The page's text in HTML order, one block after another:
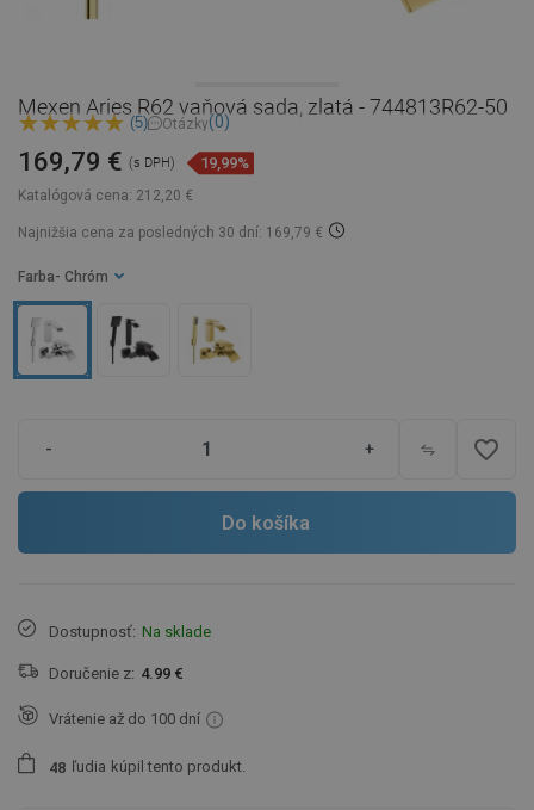
Mexen Aries R62 vaňová sada, zlatá - 744813R62-50
(5) Otázky(0)
Katalógová cena: 212,20 €
169,79 € (s DPH) 19,99%
Najnižšia cena za posledných 30 dní: 169,79 €
Farba - Chróm
- + favorite_border
Do košíka
Dostupnosť: Na sklade
Doručenie z: 4.99 €
Vrátenie až do 100 dní
48 ľudia kúpil tento produkt.